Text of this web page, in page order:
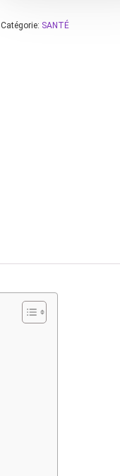
Catégorie: SANTÉ